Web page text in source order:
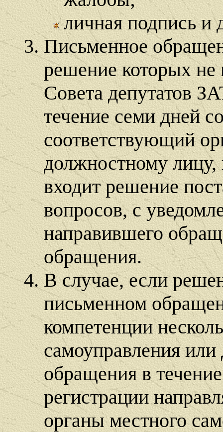
личная подпись и
Письменное
решение которых не
Совета депутатов
течение семи дней
соответствующий
должностному
входит решение
вопросов, с
направившего
обращения.
В случае, если
письменном
компетенции
самоуправления
обращения в
регистрации
органы местного